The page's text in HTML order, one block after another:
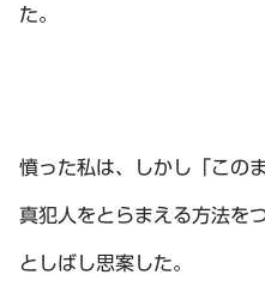
た。
憤った私は、しかし「この
真犯人をとらまえる方法を
としばし思案した。